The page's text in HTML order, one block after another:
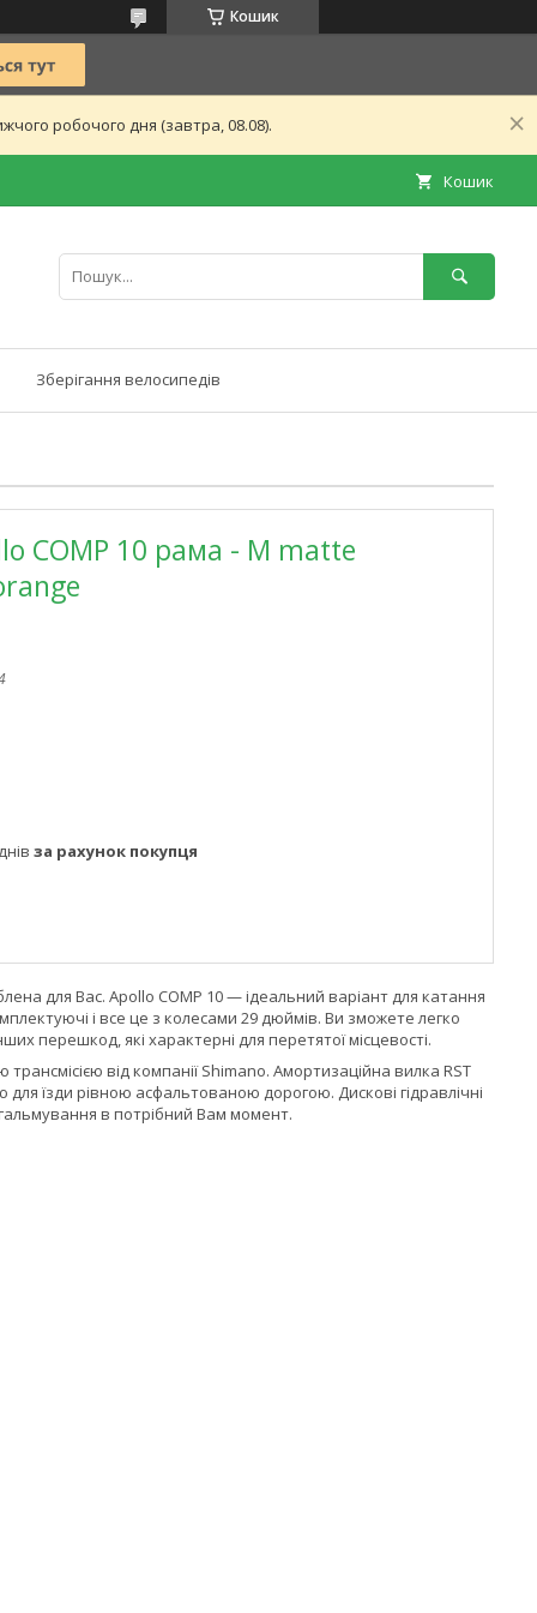
Кошик
робочого дня (завтра, 08.08).
Кошик
Зберігання велосипедів
COMP 10 рама - M matte
за рахунок покупця
для Вас. Apollo COMP 10 — ідеальний варіант для катання
і все це з колесами 29 дюймів. Ви зможете легко
перешкод, які характерні для перетятої місцевості.
від компанії Shimano. Амортизаційна вилка RST
їзди рівною асфальтованою дорогою. Дискові гідравлічні
в потрібний Вам момент.